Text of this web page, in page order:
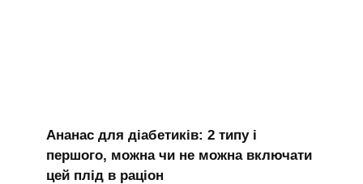
Ананас для діабетиків: 2 типу і
першого, можна чи не можна включати
цей плід в раціон